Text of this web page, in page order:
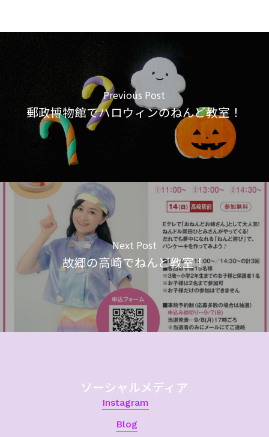
Previous Post
郵政博物館でハロウィンのねんど教室！
Next Post
故郷の高崎でねんど教室！
ソーシャルメディア
Instagram
Blog